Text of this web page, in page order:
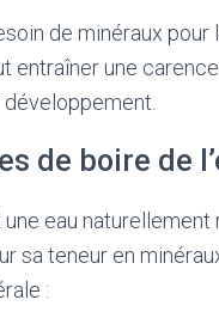
de minéraux
entraîner une
de boire de
une eau
sa teneur en
: